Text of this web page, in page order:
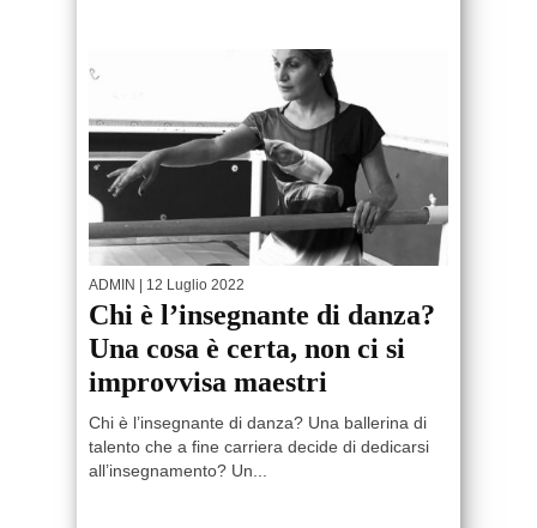
ADMIN | 12 Luglio 2022
Chi è l’insegnante di danza?
Una cosa è certa, non ci si
improvvisa maestri
Chi è l’insegnante di danza? Una ballerina di
talento che a fine carriera decide di dedicarsi
all’insegnamento? Un...